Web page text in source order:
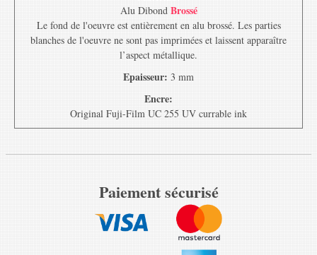
Alu Dibond Brossé
Le fond de l'oeuvre est entièrement en alu brossé. Les parties
blanches de l'oeuvre ne sont pas imprimées et laissent apparaître
l’aspect métallique.
Epaisseur: 3 mm
Encre:
Original Fuji-Film UC 255 UV currable ink
Paiement sécurisé